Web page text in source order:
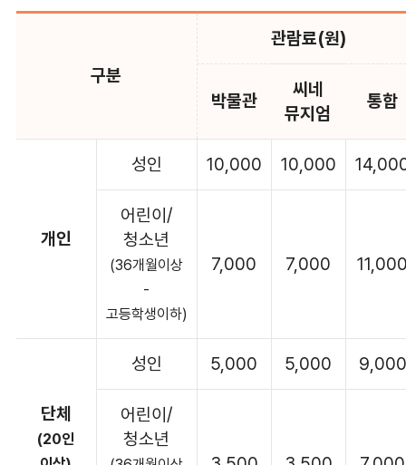
구분
관람료(원)
박물관
씨네
뮤지엄
통합
개인
성인 10,000 10,000
어린이/
청소년
(36개월이상
-
고등학생이하)
7,000 7,000
단체
(20인
성인 5,000 5,000 9,000
어린이/
청소년